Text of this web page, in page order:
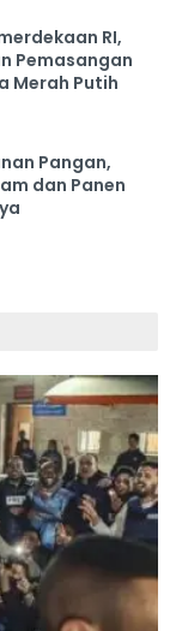
RI,
Pemasangan
Merah Putih
Pangan,
dan Panen